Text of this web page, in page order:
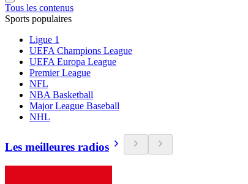
Tous les contenus
Sports populaires
Ligue 1
UEFA Champions League
UEFA Europa League
Premier League
NFL
NBA Basketball
Major League Baseball
NHL
Les meilleures radios